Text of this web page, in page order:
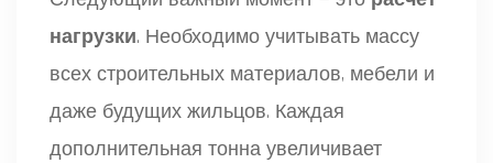
нагрузки. Необходимо учитывать массу
всех строительных материалов, мебели и
даже будущих жильцов. Каждая
дополнительная тонна увеличивает